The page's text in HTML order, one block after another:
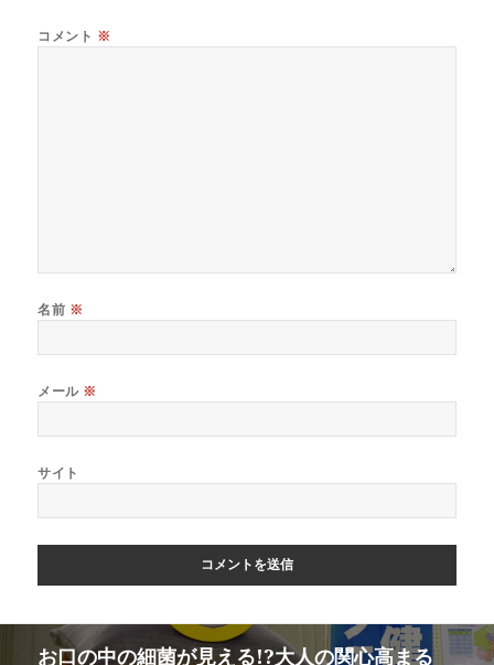
コメント ※
名前 ※
メール ※
サイト
お口の中の細菌が見える!?大人の関心高まる